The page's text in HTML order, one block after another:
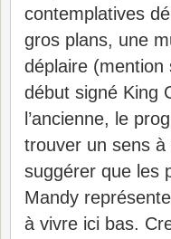
contemplatives
gros plans, une
déplaire (mention
début signé King
l’ancienne, le
trouver un sens à
suggérer que les
Mandy
à vivre ici bas.